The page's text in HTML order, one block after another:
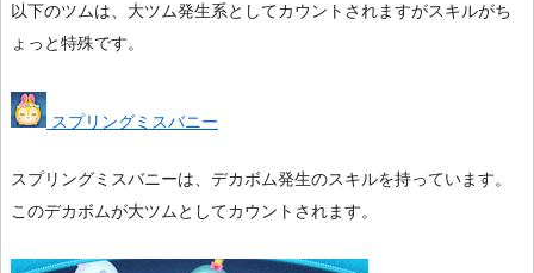
以下のツムは、大ツム発生系としてカウントされますがスキルがち
ょっと特殊です。
スプリングミスバニー
スプリングミスバニーは、デカボム発生のスキルを持っています。
このデカボムが大ツムとしてカウントされます。